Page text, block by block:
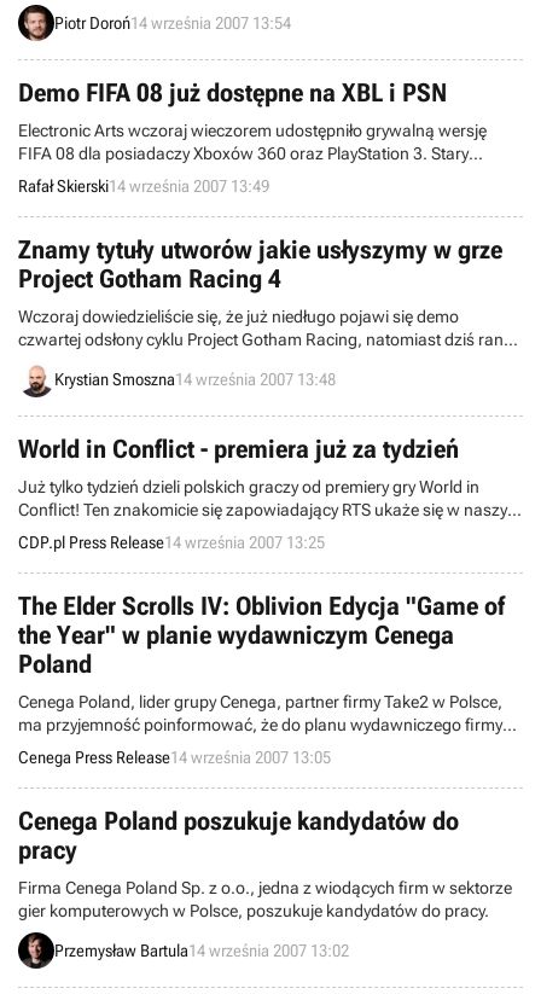
przeznaczonej dla przenośnego Nintendo DS odbędzie się 12
października bieżącego roku. Opisywana pozycja zostanie wydana
Piotr Doroń14 września 2007 13:54
Demo FIFA 08 już dostępne na XBL i PSN
Electronic Arts wczoraj wieczorem udostępniło grywalną wersję
FIFA 08 dla posiadaczy Xboxów 360 oraz PlayStation 3. Stary
Kontynent musiał swoje odczekać (w USA demko ukazało się kilka
godzin wcześniej), ale w końcu dostał swoje.
Rafał Skierski14 września 2007 13:49
Znamy tytuły utworów jakie usłyszymy w grze
Project Gotham Racing 4
Wczoraj dowiedzieliście się, że już niedługo pojawi się demo
czwartej odsłony cyklu Project Gotham Racing, natomiast dziś rano
przekazaliśmy informację o „złotej” fazie produkcji programu,
publikując przy okazji listę wszystkich pojazdów występujących w
Krystian Smoszna14 września 2007 13:48
World in Conflict - premiera już za tydzień
Już tylko tydzień dzieli polskich graczy od premiery gry World in
Conflict! Ten znakomicie się zapowiadający RTS ukaże się w naszym
kraju 21 września.
CDP.pl Press Release14 września 2007 13:25
The Elder Scrolls IV: Oblivion Edycja "Game of
the Year" w planie wydawniczym Cenega
Poland
Cenega Poland, lider grupy Cenega, partner firmy Take2 w Polsce,
ma przyjemność poinformować, że do planu wydawniczego firmy
trafiło niepowtarzalne wydanie najlepszej gry RPG ostatnich lat – The
Elder Scrolls IV: Oblivion Game of the Year!
Cenega Press Release14 września 2007 13:05
Cenega Poland poszukuje kandydatów do
pracy
Firma Cenega Poland Sp. z o.o., jedna z wiodących firm w sektorze
gier komputerowych w Polsce, poszukuje kandydatów do pracy.
Przemysław Bartula14 września 2007 13:02